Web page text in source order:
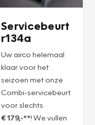
Servicebeurt
r134a
Uw airco helemaal
klaar voor het
seizoen met onze
Combi-servicebeurt
voor slechts
€ 179,-**! We vullen